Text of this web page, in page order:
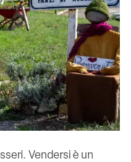
Vendersi è un